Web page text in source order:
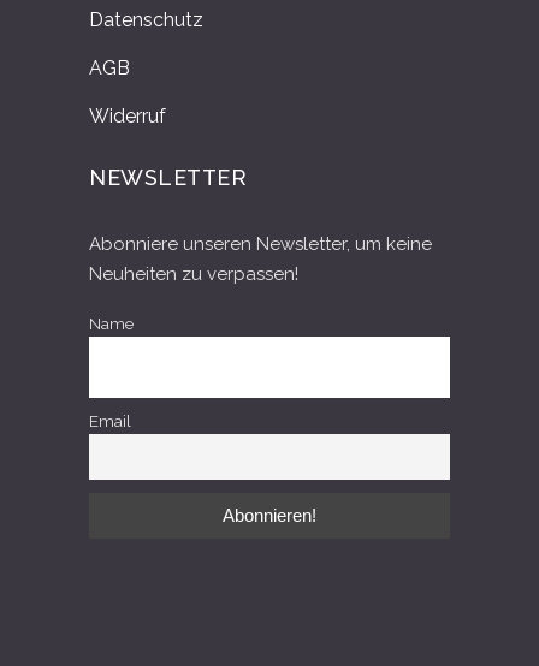
Datenschutz
AGB
Widerruf
NEWSLETTER
Abonniere unseren Newsletter, um keine
Neuheiten zu verpassen!
Name
Email